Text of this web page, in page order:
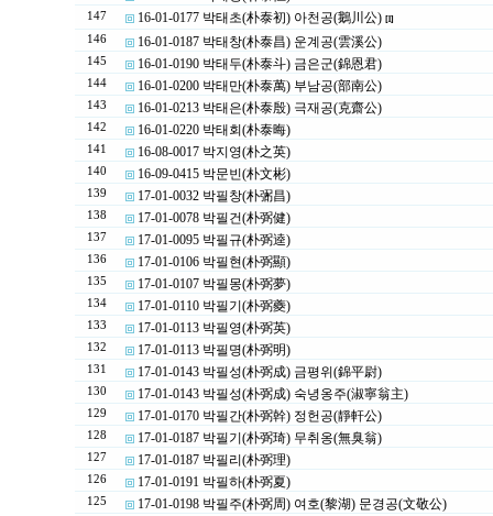
147 16-01-0177 박태초(朴泰初) 아천공(鵝川公) [1]
146 16-01-0187 박태창(朴泰昌) 운계공(雲溪公)
145 16-01-0190 박태두(朴泰斗) 금은군(錦恩君)
144 16-01-0200 박태만(朴泰萬) 부남공(部南公)
143 16-01-0213 박태은(朴泰殷) 극재공(克齋公)
142 16-01-0220 박태회(朴泰晦)
141 16-08-0017 박지영(朴之英)
140 16-09-0415 박문빈(朴文彬)
139 17-01-0032 박필창(朴弻昌)
138 17-01-0078 박필건(朴弼健)
137 17-01-0095 박필규(朴弼逵)
136 17-01-0106 박필현(朴弼顯)
135 17-01-0107 박필몽(朴弼夢)
134 17-01-0110 박필기(朴弼夔)
133 17-01-0113 박필영(朴弼英)
132 17-01-0113 박필명(朴弼明)
131 17-01-0143 박필성(朴弼成) 금평위(錦平尉)
130 17-01-0143 박필성(朴弼成) 숙녕옹주(淑寧翁主)
129 17-01-0170 박필간(朴弼幹) 정헌공(靜軒公)
128 17-01-0187 박필기(朴弼琦) 무취옹(無臭翁)
127 17-01-0187 박필리(朴弼理)
126 17-01-0191 박필하(朴弼夏)
125 17-01-0198 박필주(朴弼周) 여호(黎湖) 문경공(文敬公)